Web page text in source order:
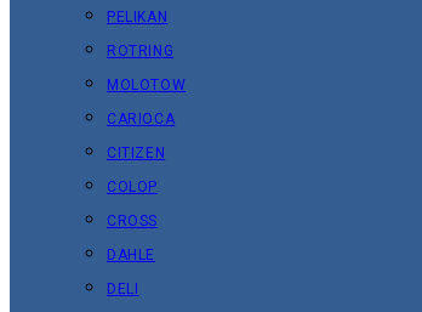
PELIKAN
ROTRING
MOLOTOW
CARIOCA
CITIZEN
COLOP
CROSS
DAHLE
DELI